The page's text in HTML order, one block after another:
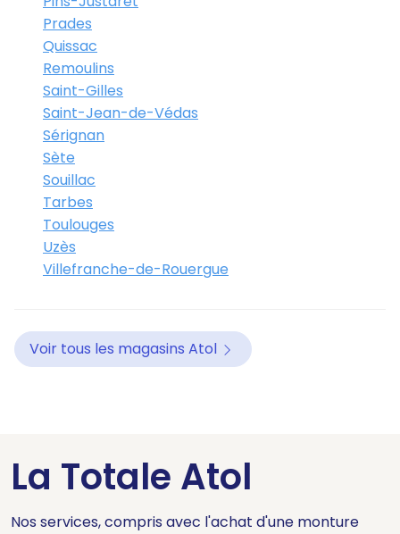
Prades
Quissac
Remoulins
Saint-Gilles
Saint-Jean-de-Védas
Sérignan
Sète
Souillac
Tarbes
Toulouges
Uzès
Villefranche-de-Rouergue
Voir tous les magasins Atol
La Totale Atol
Nos services, compris avec l'achat d'une monture